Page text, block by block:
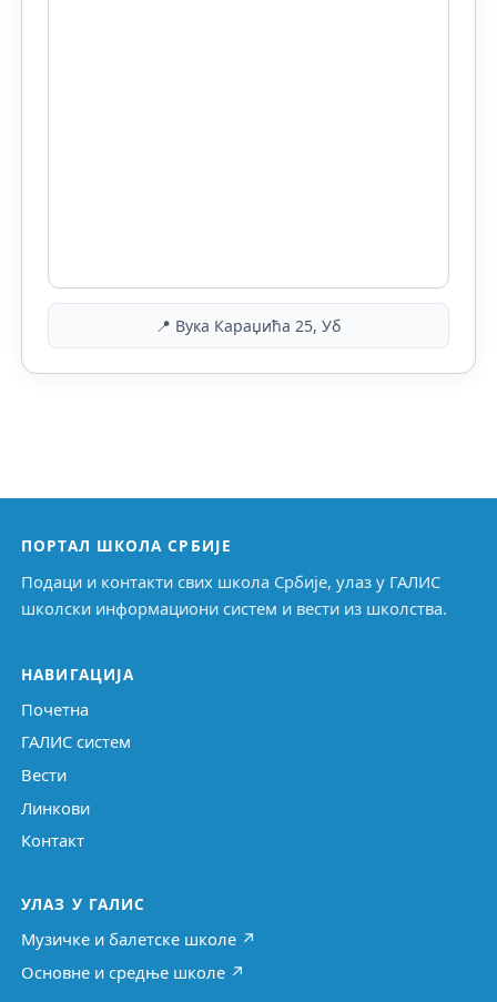
📍 Вука Караџића 25, Уб
ПОРТАЛ ШКОЛА СРБИЈЕ
Подаци и контакти свих школа Србије, улаз у ГАЛИС
школски информациони систем и вести из школства.
НАВИГАЦИЈА
Почетна
ГАЛИС систем
Вести
Линкови
Контакт
УЛАЗ У ГАЛИС
Музичке и балетске школе ↗
Основне и средње школе ↗